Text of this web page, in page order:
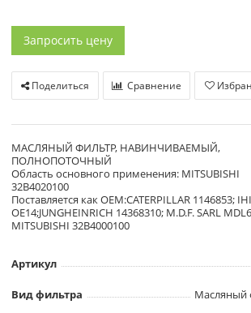
Запросить цену
Поделиться Сравнение
МАСЛЯНЫЙ ФИЛЬТР, НАВИНЧИВАЕМЫЙ,
ПОЛНОПОТОЧНЫЙ
Область основного применения: MITSUBISHI
32B4020100
Поставляется как OEM:CATERPILLAR 1146853; IHI
OE14;JUNGHEINRICH 14368310; M.D.F. SARL
MITSUBISHI 32B4000100
Артикул
Вид фильтра Масляный